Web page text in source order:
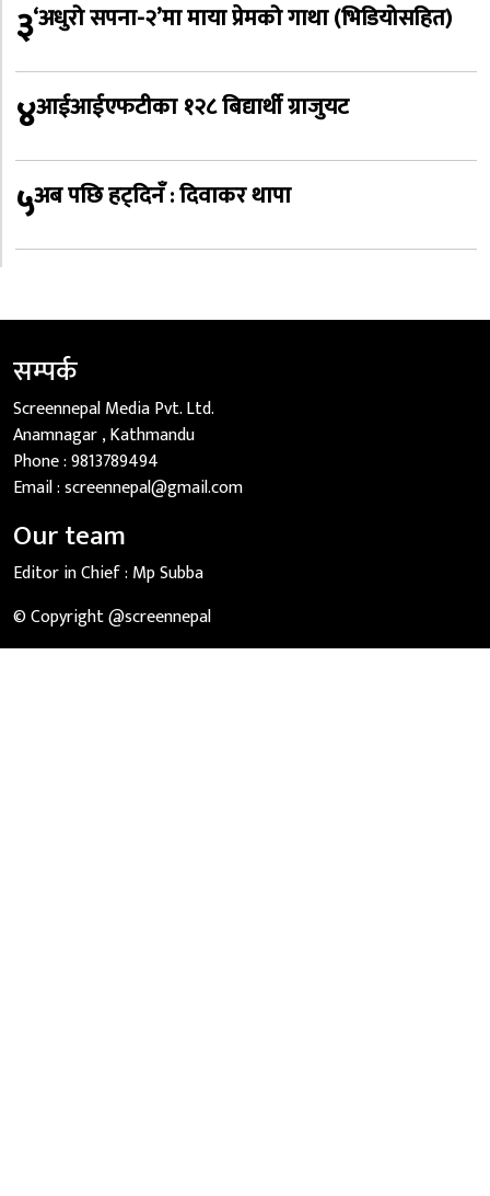
३‘अधुरो सपना-२’मा माया प्रेमको गाथा (भिडियोसहित)
४आईआईएफटीका १२८ बिद्यार्थी ग्राजुयट
५अब पछि हट्दिनँ : दिवाकर थापा
सम्पर्क
Screennepal Media Pvt. Ltd.
Anamnagar , Kathmandu
Phone :9813789494
Email :screennepal@gmail.com
Our team
Editor in Chief : Mp Subba
© Copyright @screennepal